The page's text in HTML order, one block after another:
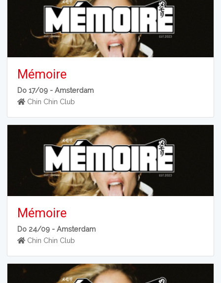
Mémoire
Do 17/09 -Amsterdam
Chin Chin Club
Mémoire
Do 24/09 -Amsterdam
Chin Chin Club